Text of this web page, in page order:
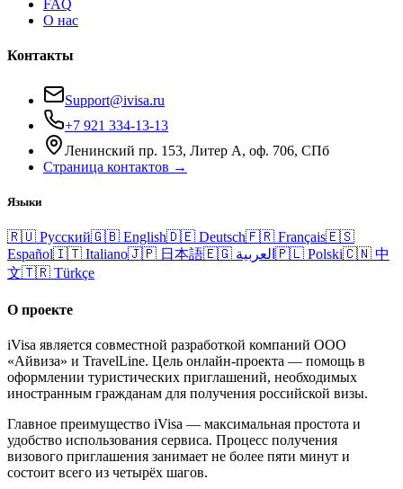
FAQ
О нас
Контакты
Support@ivisa.ru
+7 921 334-13-13
Ленинский пр. 153, Литер А, оф. 706, СПб
Страница контактов →
Языки
🇷🇺 Русский🇬🇧 English🇩🇪 Deutsch🇫🇷 Français🇪🇸
Español🇮🇹 Italiano🇯🇵 日本語🇪🇬 العربية 🇵🇱 Polski🇨🇳 中
文🇹🇷 Türkçe
О проекте
iVisa является совместной разработкой компаний ООО
«Айвиза» и TravelLine. Цель онлайн-проекта — помощь в
оформлении туристических приглашений, необходимых
иностранным гражданам для получения российской визы.
Главное преимущество iVisa — максимальная простота и
удобство использования сервиса. Процесс получения
визового приглашения занимает не более пяти минут и
состоит всего из четырёх шагов.